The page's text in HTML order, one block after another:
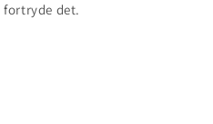
det.